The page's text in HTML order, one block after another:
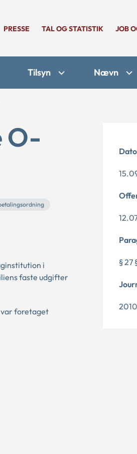
PRESSE TAL OG STATISTIK JOB
Tilsyn Nævn
O-
i
faste udgifter
var foretaget
§ 27